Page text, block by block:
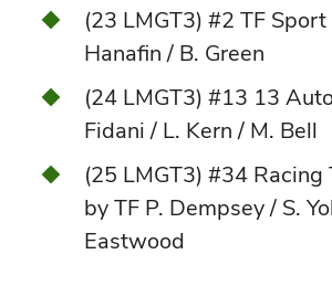
(23 LMGT3) #2 TF
Hanafin / B. Green
(24 LMGT3) #13 13
Fidani / L. Kern / M. Bell
(25 LMGT3) #34 Racing
by TF P. Dempsey / S.
Eastwood